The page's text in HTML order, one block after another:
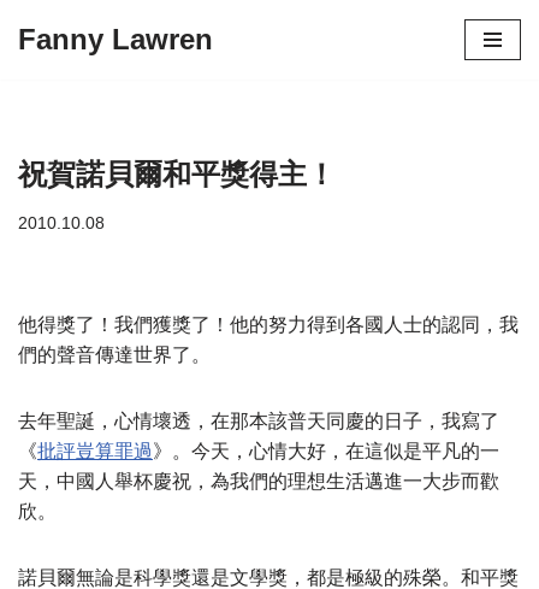
Fanny Lawren
祝賀諾貝爾和平獎得主！
2010.10.08
他得獎了！我們獲獎了！他的努力得到各國人士的認同，我
們的聲音傳達世界了。
去年聖誕，心情壞透，在那本該普天同慶的日子，我寫了
《批評豈算罪過》。今天，心情大好，在這似是平凡的一
天，中國人舉杯慶祝，為我們的理想生活邁進一大步而歡
欣。
諾貝爾無論是科學獎還是文學獎，都是極級的殊榮。和平獎